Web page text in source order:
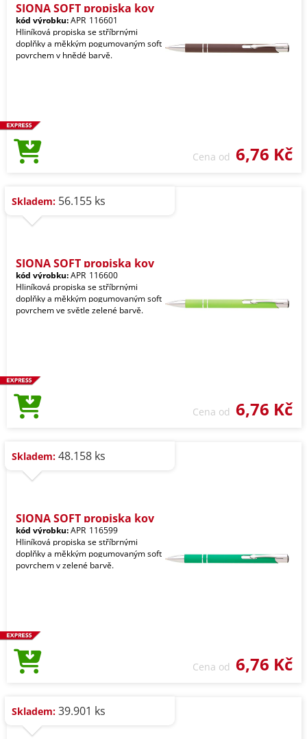
SIONA SOFT propiska kov
kód výrobku:APR_116601
Hliníková propiska se stříbrnými
doplňky a měkkým pogumovaným soft
povrchem v hnědé barvě.
Cena od 6,76 Kč
Skladem: 56.155 ks
SIONA SOFT propiska kov
kód výrobku:APR_116600
Hliníková propiska se stříbrnými
doplňky a měkkým pogumovaným soft
povrchem ve světle zelené barvě.
Cena od 6,76 Kč
Skladem: 48.158 ks
SIONA SOFT propiska kov
kód výrobku:APR_116599
Hliníková propiska se stříbrnými
doplňky a měkkým pogumovaným soft
povrchem v zelené barvě.
Cena od 6,76 Kč
Skladem: 39.901 ks